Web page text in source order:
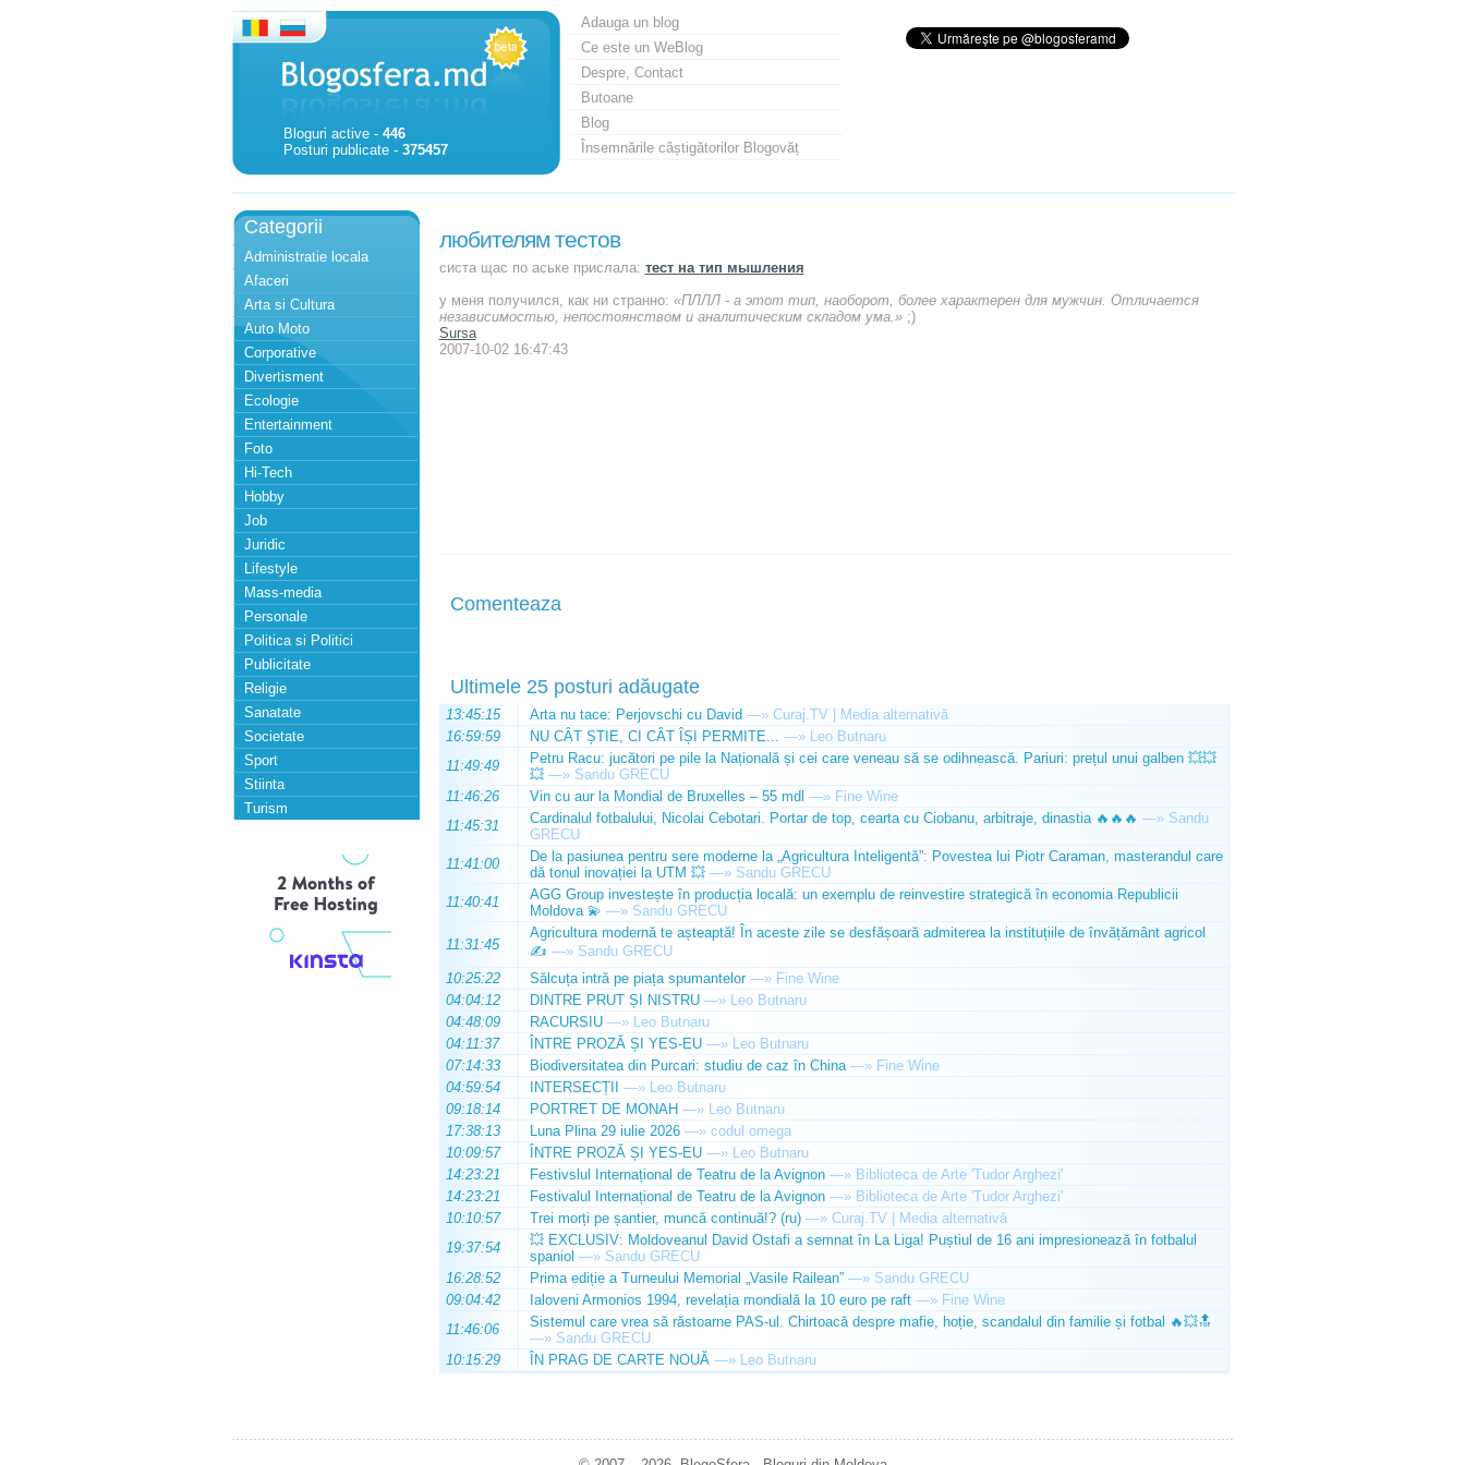
Bloguri active - 446
Posturi publicate - 375457
Adauga un blog
Ce este un WeBlog
Despre, Contact
Butoane
Blog
Însemnările câștigătorilor Blogovăț
Categorii
Administratie locala
Afaceri
Arta si Cultura
Auto Moto
Corporative
Divertisment
Ecologie
Entertainment
Foto
Hi-Tech
Hobby
Job
Juridic
Lifestyle
Mass-media
Personale
Politica si Politici
Publicitate
Religie
Sanatate
Societate
Sport
Stiinta
Turism
любителям тестов
систа щас по аське прислала: тест на тип мышления
у меня получился, как ни странно: «ПЛЛЛ - а этот тип, наоборот, более характерен для мужчин. Отличается
независимостью, непостоянством и аналитическим складом ума.»;)
Sursa
2007-10-02 16:47:43
Comenteaza
Ultimele 25 posturi adăugate
13:45:15 Arta nu tace: Perjovschi cu David —» Curaj.TV | Media alternativă
16:59:59
NU CÂT ȘTIE, CI CÂT ÎȘI PERMITE... —» Leo Butnaru
11:49:49
Petru Racu: jucători pe pile la Națională și cei care veneau să se odihnească. Pariuri: prețul unui galben 💥💥
💥 —» Sandu GRECU
11:46:26
Vin cu aur la Mondial de Bruxelles – 55 mdl —» Fine Wine
11:45:31
Cardinalul fotbalului, Nicolai Cebotari. Portar de top, cearta cu Ciobanu, arbitraje, dinastia 🔥🔥🔥 —» Sandu
GRECU
11:41:00
De la pasiunea pentru sere moderne la „Agricultura Inteligentă”: Povestea lui Piotr Caraman, masterandul care
dă tonul inovației la UTM 💥 —» Sandu GRECU
11:40:41
AGG Group investește în producția locală: un exemplu de reinvestire strategică în economia Republicii
Moldova 💫 —» Sandu GRECU
11:31:45
Agricultura modernă te așteaptă! În aceste zile se desfășoară admiterea la instituțiile de învățământ agricol
✍️ —» Sandu GRECU
10:25:22
Sălcuța intră pe piața spumantelor —» Fine Wine
04:04:12
DINTRE PRUT ȘI NISTRU —» Leo Butnaru
04:48:09
RACURSIU —» Leo Butnaru
04:11:37
ÎNTRE PROZĂ ȘI YES-EU —» Leo Butnaru
07:14:33
Biodiversitatea din Purcari: studiu de caz în China —» Fine Wine
04:59:54
INTERSECȚII —» Leo Butnaru
09:18:14
PORTRET DE MONAH —» Leo Butnaru
17:38:13
Luna Plina 29 iulie 2026 —» codul omega
10:09:57
ÎNTRE PROZĂ ȘI YES-EU —» Leo Butnaru
14:23:21
Festivslul Internațional de Teatru de la Avignon —» Biblioteca de Arte 'Tudor Arghezi'
14:23:21
Festivalul Internațional de Teatru de la Avignon —» Biblioteca de Arte 'Tudor Arghezi'
10:10:57
Trei morți pe șantier, muncă continuă!? (ru) —» Curaj.TV | Media alternativă
19:37:54
💥 EXCLUSIV: Moldoveanul David Ostafi a semnat în La Liga! Puștiul de 16 ani impresionează în fotbalul
spaniol —» Sandu GRECU
16:28:52
Prima ediție a Turneului Memorial „Vasile Railean” —» Sandu GRECU
09:04:42
Ialoveni Armonios 1994, revelația mondială la 10 euro pe raft —» Fine Wine
11:46:06
Sistemul care vrea să răstoarne PAS-ul. Chirtoacă despre mafie, hoție, scandalul din familie și fotbal 🔥💥🔝
—» Sandu GRECU
10:15:29
ÎN PRAG DE CARTE NOUĂ —» Leo Butnaru